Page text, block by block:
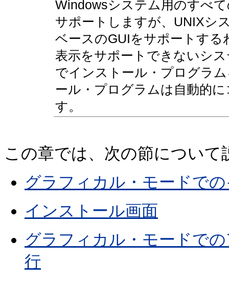
Windowsシステム用のすべ
サポートしますが、UNIXシ
ベースのGUIをサポートす
表示をサポートできないシ
でインストール・プログラ
ール・プログラムは自動的
す。
この章では、次の節について
グラフィカル・モードで
インストール画面
グラフィカル・モードで
行